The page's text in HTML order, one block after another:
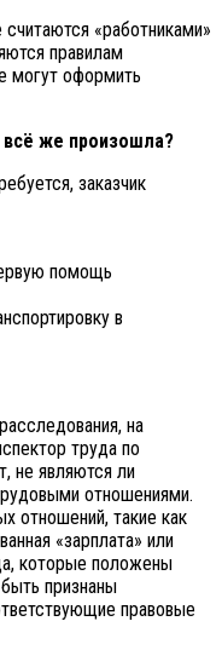
«работниками»
правилам
могут оформить
всё же произошла?
заказчик
помощь
в
на
труда по
не являются ли
отношениями.
отношений, такие как
«зарплата» или
которые положены
признаны
правовые